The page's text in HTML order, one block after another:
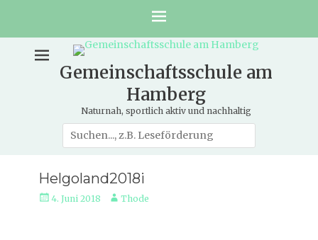
Gemeinschaftsschule am
Hamberg
Naturnah, sportlich aktiv und nachhaltig
Suche
nach:
Helgoland2018i
Veröffentlicht
4. Juni 2018 AutorThode